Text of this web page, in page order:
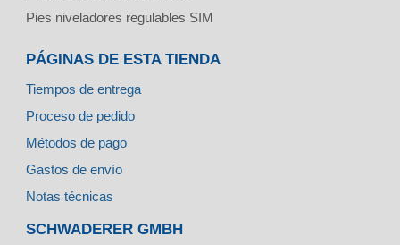
Pies niveladores regulables SIM
PÁGINAS DE ESTA TIENDA
Tiempos de entrega
Proceso de pedido
Métodos de pago
Gastos de envío
Notas técnicas
SCHWADERER GMBH